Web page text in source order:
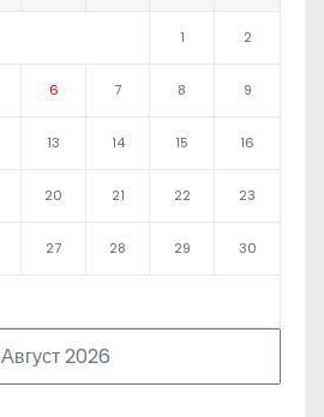
Август 2026
1 2
6 7 8 9
13 14 15 16
20 21 22 23
27 28 29 30